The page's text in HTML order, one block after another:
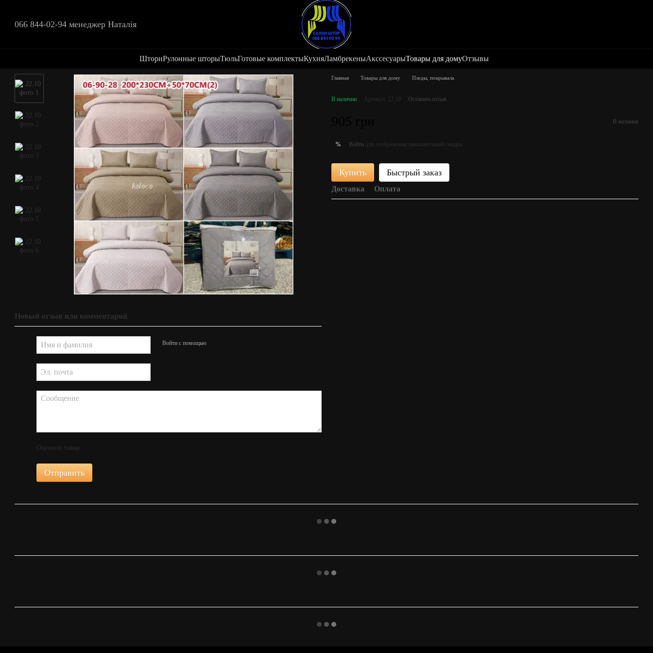
066 844-02-94 менеджер Наталія
ШториРулонные шторыТюльГотовые комплектыКухняЛамбрекеныАкссесуарыТовары для домуОтзывы
Новый отзыв или комментарий
Войти с помощью
Оцените товар
Отправить
Главная Товары для дому Пледы, покрывала
В наличии Артикул: 22.10 Оставить отзыв
В желания
% Войти для отображения накопительной скидки
Купить Быстрый заказ
Доставка Оплата